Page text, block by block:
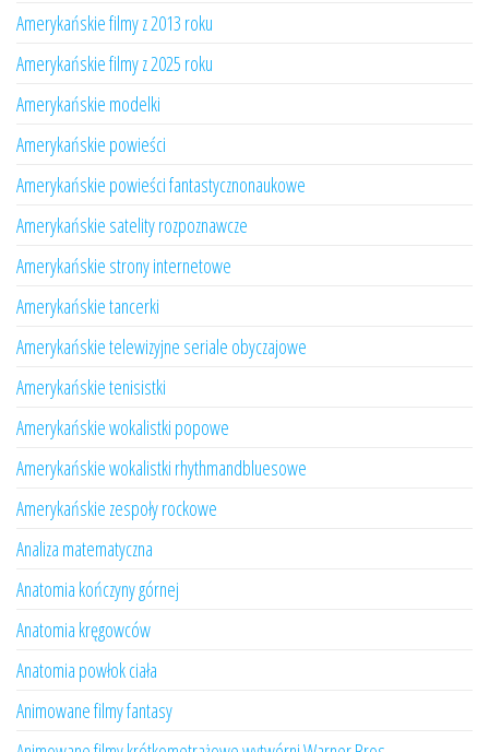
Amerykańskie filmy z 2013 roku
Amerykańskie filmy z 2025 roku
Amerykańskie modelki
Amerykańskie powieści
Amerykańskie powieści fantastycznonaukowe
Amerykańskie satelity rozpoznawcze
Amerykańskie strony internetowe
Amerykańskie tancerki
Amerykańskie telewizyjne seriale obyczajowe
Amerykańskie tenisistki
Amerykańskie wokalistki popowe
Amerykańskie wokalistki rhythmandbluesowe
Amerykańskie zespoły rockowe
Analiza matematyczna
Anatomia kończyny górnej
Anatomia kręgowców
Anatomia powłok ciała
Animowane filmy fantasy